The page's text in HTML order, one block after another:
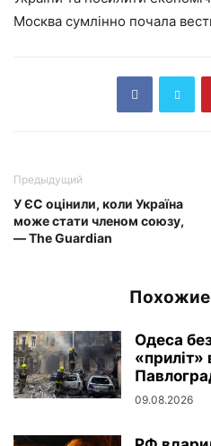
Москва сумлінно почала
Предыдущий
У ЄС оцінили, коли Україна
може стати членом союзу,
— The Guardian
Похожие
Одеса
«приліт»
09.08.2026